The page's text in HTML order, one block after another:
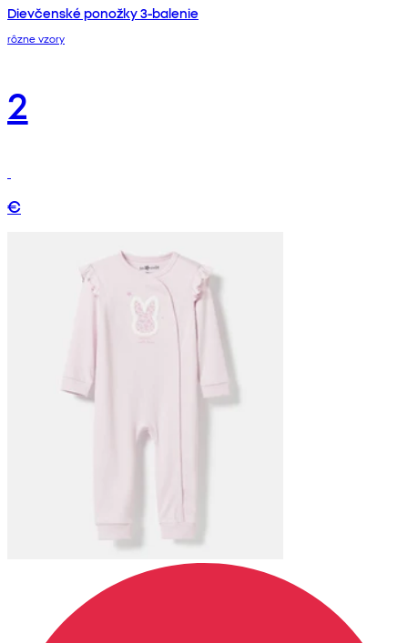
Dievčenské ponožky 3-balenie
rôzne vzory
2
€